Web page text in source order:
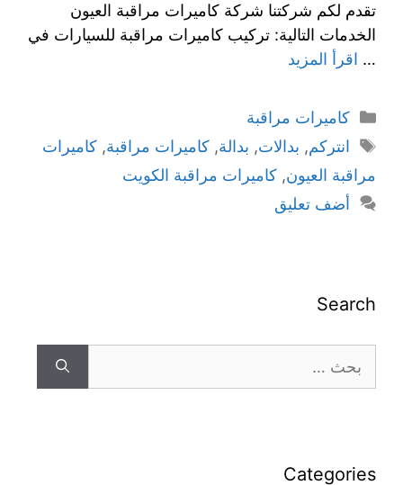
تقدم لكم شركتنا شركة كاميرات مراقبة العيون
الخدمات التالية: تركيب كاميرات مراقبة للسيارات في
… اقرأ المزيد
كاميرات مراقبة
انتركم, بدالات, بدالة, كاميرات مراقبة, كاميرات
مراقبة العيون, كاميرات مراقبة الكويت
أضف تعليق
Search
Categories